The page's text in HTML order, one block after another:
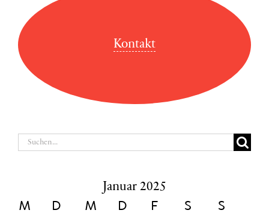
Kontakt
Suche
Januar 2025
M D M D F S S